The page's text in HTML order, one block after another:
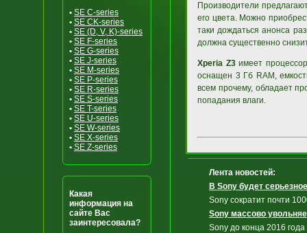
• SE C-series
• SE CK-series
• SE (D, V, K)-series
• SE F-series
• SE G-series
• SE J-series
• SE M-series
• SE P-series
• SE R-series
• SE S-series
• SE T-series
• SE U-series
• SE W-series
• SE X-series
• SE Z-series
Какая
информация на
сайте Вас
заинтересовала?
Производители
его цвета. Можно
таки дождаться анонса
должна существенно
Xperia Z3имеет
оснащен 3 Гб RAM,
всем прочему, обладает
попадания влаги.
Лента новостей:
В Sony будет
Sony сократит почти
Sony массово
Sony до конца 2016